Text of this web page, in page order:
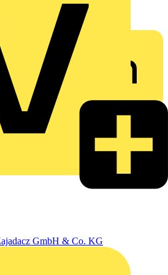
GmbH & Co. KG
Zugang zu Branchennews,
und Tools – alles auf einer